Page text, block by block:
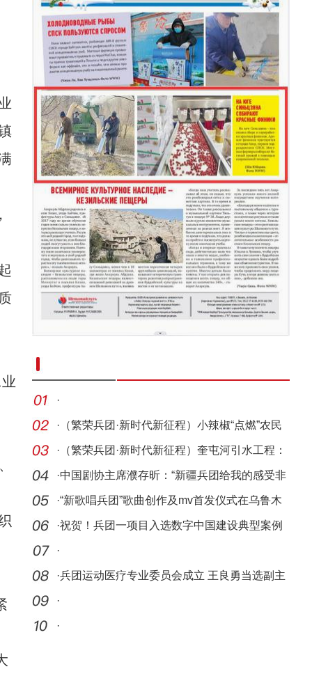
·
· （繁荣兵团·新时代新征程）小辣椒“点燃”农民
致
· （繁荣兵团·新时代新征程）奎屯河引水工程：
防洪
·中国剧协主席濮存昕：“新疆兵团给我的感受非
常深
·“新歌唱兵团”歌曲创作及mv首发仪式在乌鲁木
齐
·祝贺！兵团一项目入选数字中国建设典型案例
·
·兵团运动医疗专业委员会成立 王良勇当选副主
任委员
·
·